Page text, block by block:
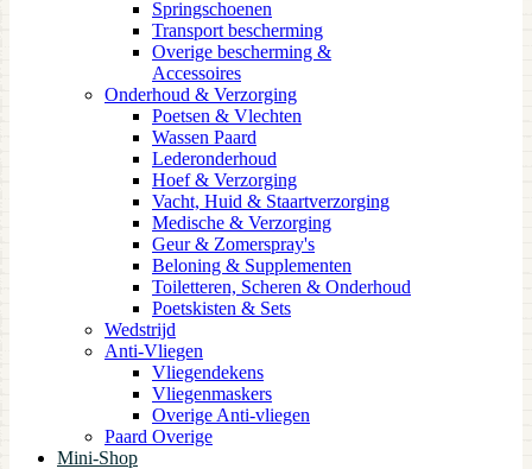
Springschoenen
Transport bescherming
Overige bescherming &
Accessoires
Onderhoud & Verzorging
Poetsen & Vlechten
Wassen Paard
Lederonderhoud
Hoef & Verzorging
Vacht, Huid & Staartverzorging
Medische & Verzorging
Geur & Zomerspray's
Beloning & Supplementen
Toiletteren, Scheren & Onderhoud
Poetskisten & Sets
Wedstrijd
Anti-Vliegen
Vliegendekens
Vliegenmaskers
Overige Anti-vliegen
Paard Overige
Mini-Shop